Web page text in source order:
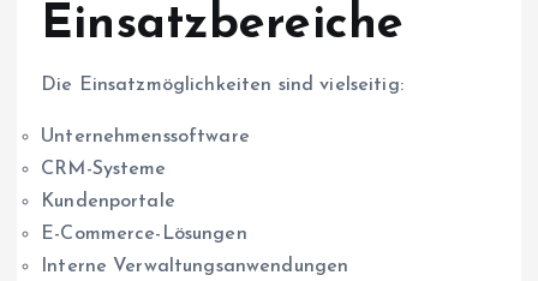
Einsatzbereiche
Die Einsatzmöglichkeiten sind vielseitig:
Unternehmenssoftware
CRM-Systeme
Kundenportale
E-Commerce-Lösungen
Interne Verwaltungsanwendungen